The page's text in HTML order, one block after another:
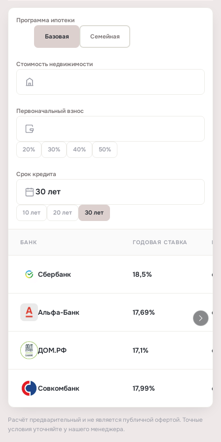
Программа ипотеки
Базовая Семейная
Стоимость недвижимости
Первоначальный взнос
20% 30% 40% 50%
Срок кредита
10 лет 20 лет 30 лет
БАНК ГОДОВАЯ СТАВКА
Сбербанк 18,5%
Альфа-Банк 17,69%
ДОМ.РФ 17,1%
Совкомбанк 17,99%
Расчёт предварительный и не является публичной офертой. Точные
условия уточняйте у нашего менеджера.